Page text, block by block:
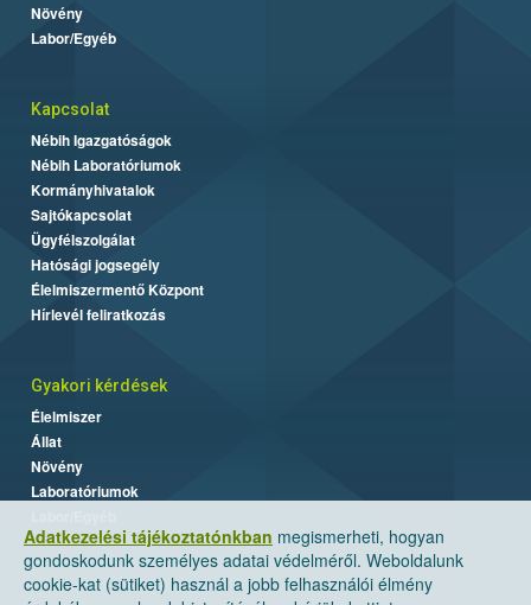
Adatkezelési tájékoztatónkban megismerheti, hogyan
gondoskodunk személyes adatai védelméről. Weboldalunk
cookie-kat (sütiket) használ a jobb felhasználói élmény
Növény
Labor/Egyéb
Kapcsolat
Nébih Igazgatóságok
Nébih Laboratóriumok
Kormányhivatalok
Sajtókapcsolat
Ügyfélszolgálat
Hatósági jogsegély
Élelmiszermentő Központ
Hírlevél feliratkozás
Gyakori kérdések
Élelmiszer
Állat
Növény
Laboratóriumok